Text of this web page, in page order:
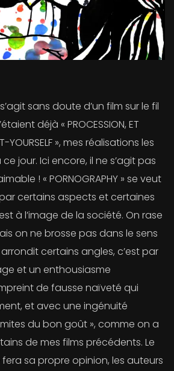
sans doute d’un film sur le fil
déjà « PROCESSION, ET
YOURSELF », mes réalisations les
jour. Ici encore, il ne s’agit pas
! « PORNOGRAPHY » se veut
certains aspects et certaines
à l’image de la société. On rase
on ne brosse pas dans le sens
certains angles, c’est par
et un enthousiasme
de fausse naïveté qui
et avec une ingénuité
du bon goût », comme on a
de mes films précédents. Le
sa propre opinion, les auteurs